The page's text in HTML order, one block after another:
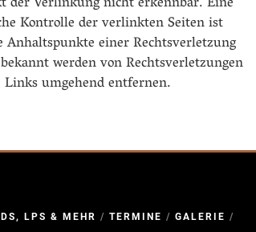
Kontrolle der verlinkten Seiten ist
Anhaltspunkte einer Rechtsverletzung
werden von Rechtsverletzungen
umgehend entfernen.
LPS & MEHR / TERMINE / GALERIE /